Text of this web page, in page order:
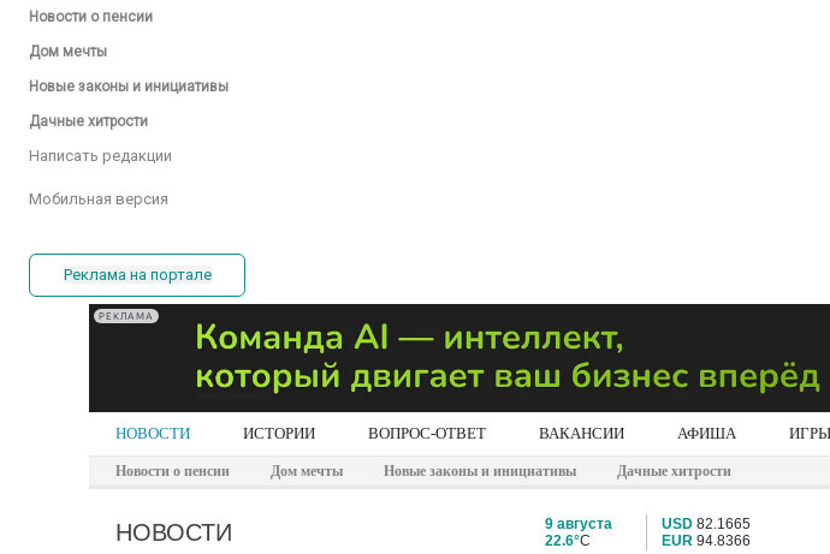
Новости о пенсии
Дом мечты
Новые законы и инициативы
Дачные хитрости
Написать редакции
Мобильная версия
Реклама на портале
РЕКЛАМА
НОВОСТИ ИСТОРИИ ВОПРОС-ОТВЕТ ВАКАНСИИ АФИША ИГРЫ
Новости о пенсии Дом мечты Новые законы и инициативы Дачные хитрости
НОВОСТИ
9 августа
22.6°C
USD 82.1665
EUR 94.8366